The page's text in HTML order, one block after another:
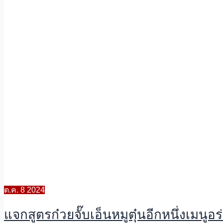
ต.ค. 8 2024
แจกสูตรก๋วยจั๊บเอ็นหมูตุ๋นอีกหนึ่งเมนูอ